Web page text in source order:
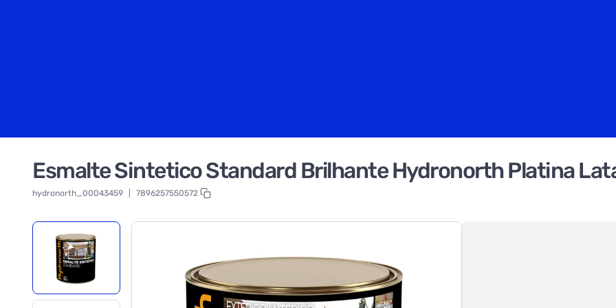
Esmalte Sintetico Standard Brilhante Hydronorth Platina
hydronorth_00043459 7896257550572